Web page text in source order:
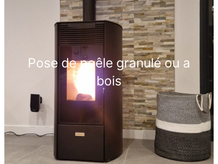
Pose de poêle granulé ou a
bois